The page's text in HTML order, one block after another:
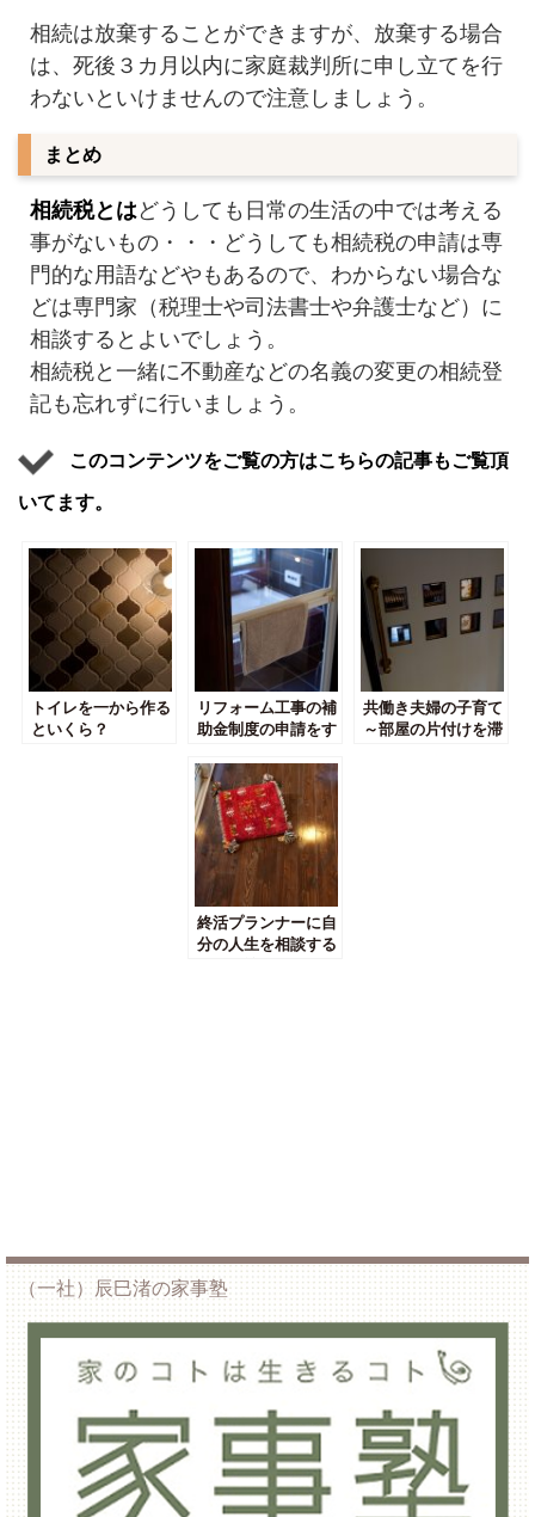
相続は放棄することができますが、放棄する場合
は、死後３カ月以内に家庭裁判所に申し立てを行
わないといけませんので注意しましょう。
まとめ
相続税とはどうしても日常の生活の中では考える
事がないもの・・・どうしても相続税の申請は専
門的な用語などやもあるので、わからない場合な
どは専門家（税理士や司法書士や弁護士など）に
相談するとよいでしょう。
相続税と一緒に不動産などの名義の変更の相続登
記も忘れずに行いましょう。
このコンテンツをご覧の方はこちらの記事もご覧頂
いてます。
トイレを一から作る
といくら？
リフォーム工事の補
助金制度の申請をす
い？
共働き夫婦の子育て
～部屋の片付けを滞
終活プランナーに自
分の人生を相談する
（一社）辰巳渚の家事塾